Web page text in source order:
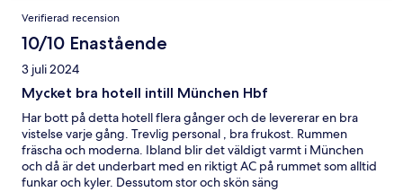
Verifierad recension
10/10 Enastående
3 juli 2024
Mycket bra hotell intill München Hbf
Har bott på detta hotell flera gånger och de levererar en bra
vistelse varje gång. Trevlig personal , bra frukost. Rummen
fräscha och moderna. Ibland blir det väldigt varmt i München
och då är det underbart med en riktigt AC på rummet som alltid
funkar och kyler. Dessutom stor och skön säng